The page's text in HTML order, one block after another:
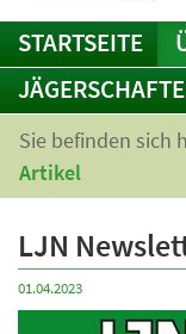
STARTSEITE
Sie befinden sich
Artikel
LJN
01.04.2023